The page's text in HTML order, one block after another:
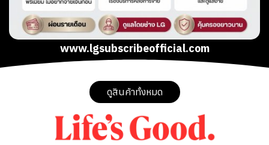
www.lgsubscribeofficial.com
ดูสินค้าทั้งหมด